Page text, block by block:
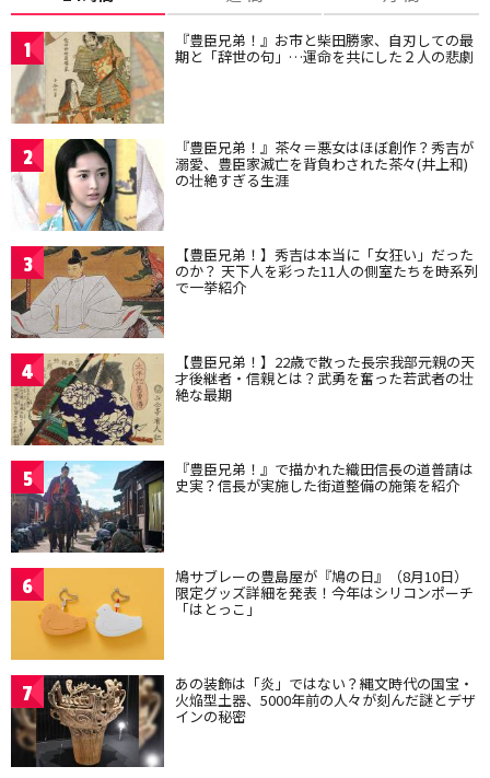
1 『豊臣兄弟！』お市と柴田勝家、自刃しての最
期と「辞世の句」…運命を共にした２人の悲劇
2 『豊臣兄弟！』茶々＝悪女はほぼ創作？秀吉が
溺愛、豊臣家滅亡を背負わされた茶々(井上和)
の壮絶すぎる生涯
3 【豊臣兄弟！】秀吉は本当に「女狂い」だった
のか？ 天下人を彩った11人の側室たちを時系列
で一挙紹介
4 【豊臣兄弟！】22歳で散った長宗我部元親の天
才後継者・信親とは？武勇を奮った若武者の壮
絶な最期
5 『豊臣兄弟！』で描かれた織田信長の道普請は
史実？信長が実施した街道整備の施策を紹介
6 鳩サブレーの豊島屋が『鳩の日』（8月10日）
限定グッズ詳細を発表！今年はシリコンポーチ
「はとっこ」
7 あの装飾は「炎」ではない？縄文時代の国宝・
火焔型土器、5000年前の人々が刻んだ謎とデザ
インの秘密